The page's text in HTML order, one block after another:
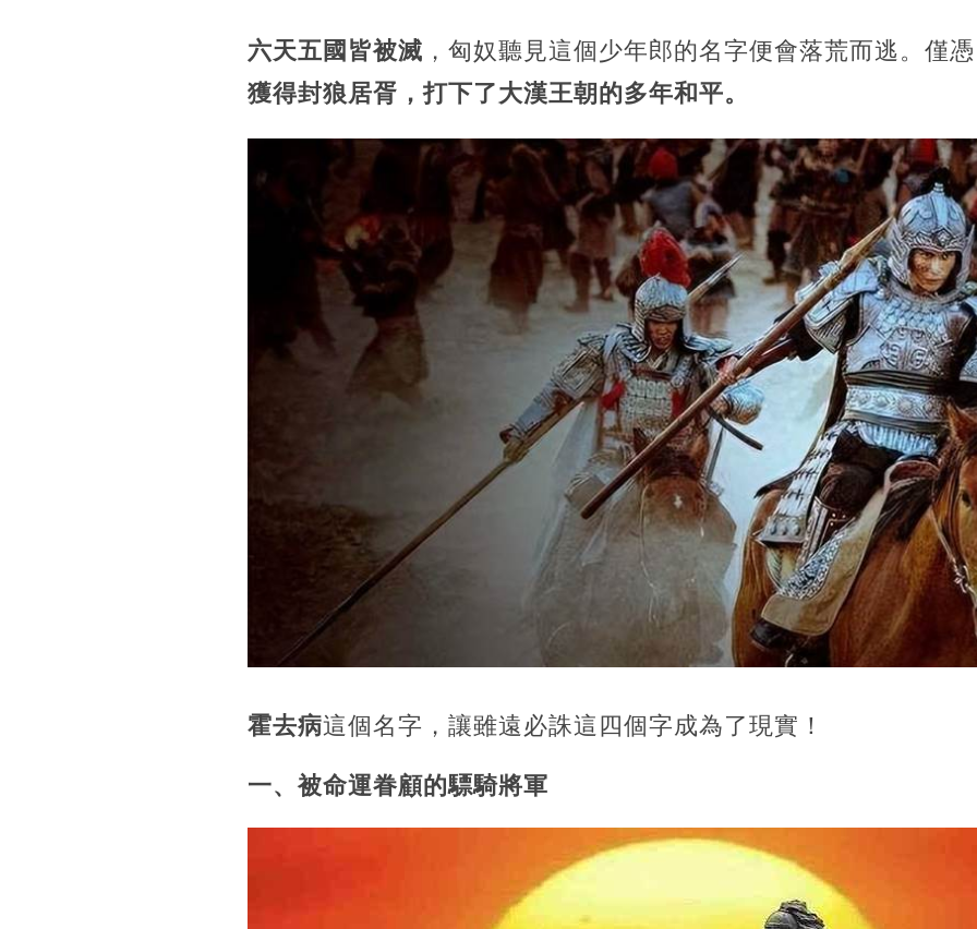
六天五國皆被滅 ，匈奴聽見這個少年郎的名字便會落荒而逃。僅
獲得封狼居胥，打下了大漢王朝的多年和平。
霍去病這個名字，讓雖遠必誅這四個字成為了現實！
一、被命運眷顧的驃騎將軍